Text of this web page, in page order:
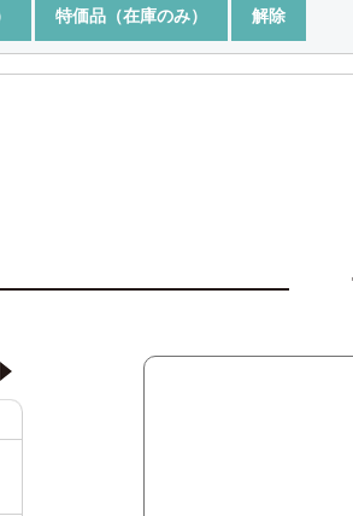
特価品（在庫のみ） 解除